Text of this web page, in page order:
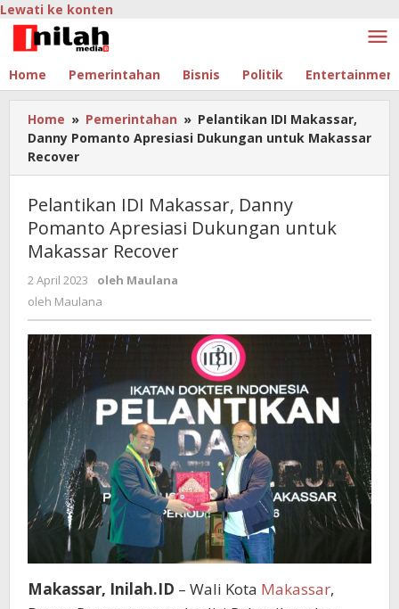
Lewati ke konten
Home Pemerintahan Bisnis Politik
Home » Pemerintahan » Pelantikan IDI Makassar,
Danny Pomanto Apresiasi Dukungan untuk Makassar
Recover
Pelantikan IDI Makassar, Danny
Pomanto Apresiasi Dukungan untuk
Makassar Recover
2 April 2023 oleh Maulana
oleh Maulana
Makassar, Inilah.ID – Wali Kota Makassar,